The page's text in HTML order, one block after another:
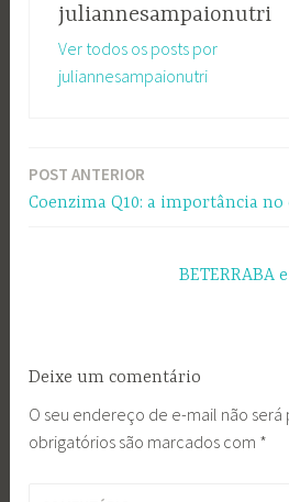
juliannesampaionutri
Ver todos os posts por
juliannesampaionutri
Navegação
POST ANTERIOR
Coenzima Q10: a importância no
BETERRABA
Deixe um comentário
O seu endereço de e-mail não será
obrigatórios são marcados com *